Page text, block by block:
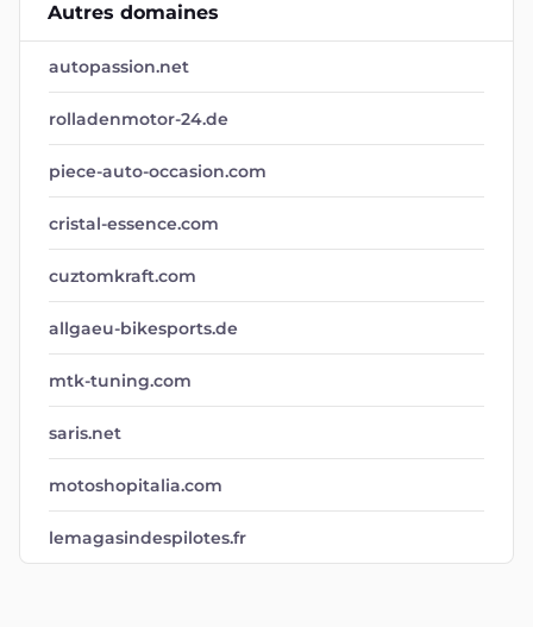
Autres domaines
autopassion.net
rolladenmotor-24.de
piece-auto-occasion.com
cristal-essence.com
cuztomkraft.com
allgaeu-bikesports.de
mtk-tuning.com
saris.net
motoshopitalia.com
lemagasindespilotes.fr